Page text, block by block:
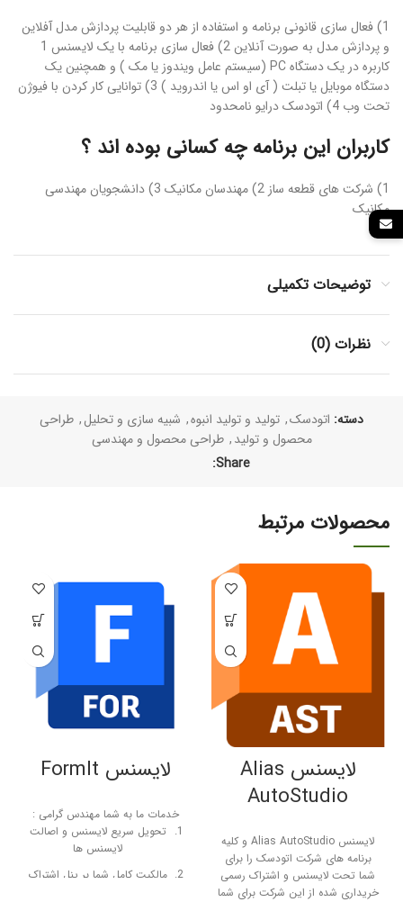
1) فعال سازی قانونی برنامه و استفاده از هر دو قابلیت پردازش مدل آفلاین
و پردازش مدل به صورت آنلاین 2) فعال سازی برنامه با یک لایسنس 1
کاربره در یک دستگاه PC (سیستم عامل ویندوز یا مک ) و همچنین یک
دستگاه موبایل یا تبلت ( آی او اس یا اندروید ) 3) توانایی کار کردن با فیوژن
تحت وب 4) اتودسک درایو نامحدود
کاربران این برنامه چه کسانی بوده اند ؟
1) شرکت های قطعه ساز 2) مهندسان مکانیک 3) دانشجویان مهندسی
مکانیک
توضیحات تکمیلی
نظرات (0)
دسته: اتودسک, تولید و تولید انبوه, شبیه سازی و تحلیل, طراحی
محصول و تولید, طراحی محصول و مهندسی
Share:
محصولات مرتبط
لایسنس Alias
AutoStudio
لایسنس Alias AutoStudio و کلیه
برنامه های شرکت اتودسک را برای
شما تحت لایسنس و اشتراک رسمی
خریداری شده از این شرکت برای شما
لایسنس FormIt
خدمات ما به شما مهندس گرامی :
تحویل سریع لایسنس و اصالت
لایسنس ها
مالکیت کامل شما بر پنل اشتراک